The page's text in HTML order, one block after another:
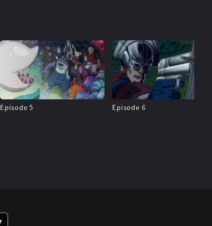
Episode 5 Episode 6